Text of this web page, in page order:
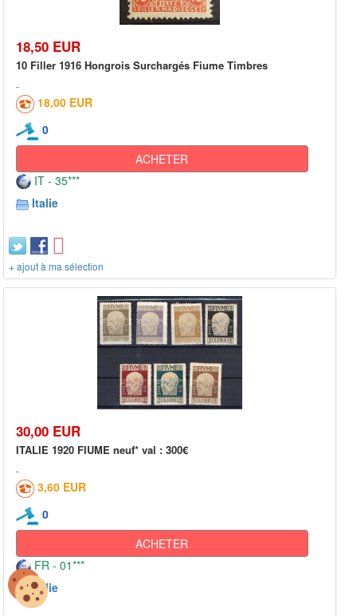
18,50 EUR
10 Filler 1916 Hongrois Surchargés Fiume Timbres
18,00 EUR
0
ACHETER
IT - 35***
Italie
+ ajout à ma sélection
30,00 EUR
ITALIE 1920 FIUME neuf* val : 300€
3,60 EUR
0
ACHETER
FR - 01***
Italie